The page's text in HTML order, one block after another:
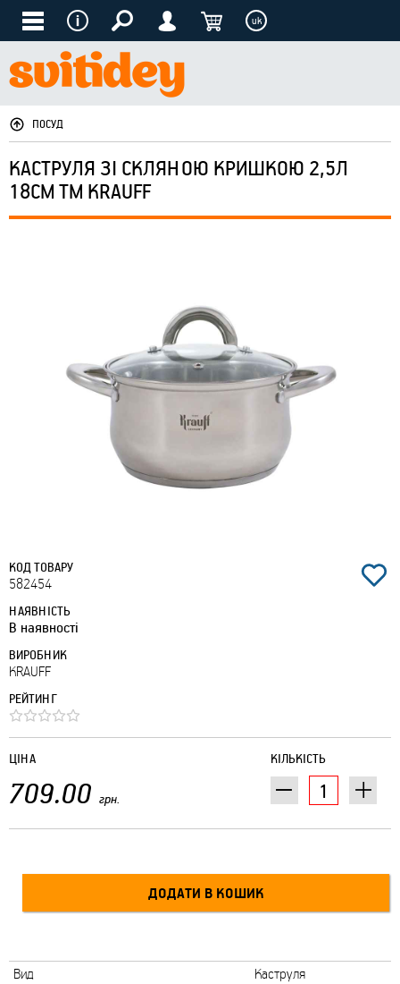
uk
ПОСУД
КАСТРУЛЯ ЗІ СКЛЯНОЮ КРИШКОЮ 2,5Л
18СМ ТМ KRAUFF
КОД ТОВАРУ
582454
НАЯВНІСТЬ
В наявності
ВИРОБНИК
KRAUFF
РЕЙТИНГ
КІЛЬКІСТЬ
ЦІНА
709.00 грн.
Вид
Каструля